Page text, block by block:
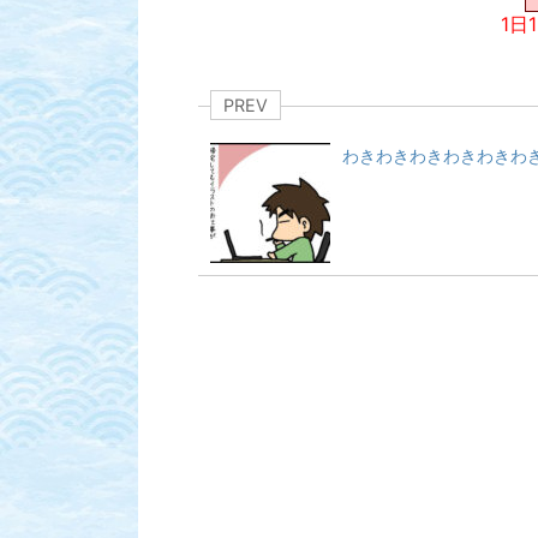
1日
PREV
わきわきわきわきわきわ